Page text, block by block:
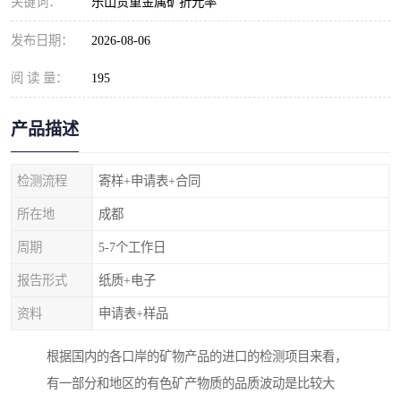
发布日期： 2026-08-06
阅 读 量： 195
产品描述
检测流程 寄样+申请表+合同
所在地 成都
周期 5-7个工作日
报告形式 纸质+电子
资料 申请表+样品
根据国内的各口岸的矿物产品的进口的检测项目来看，
有一部分和地区的有色矿产物质的品质波动是比较大